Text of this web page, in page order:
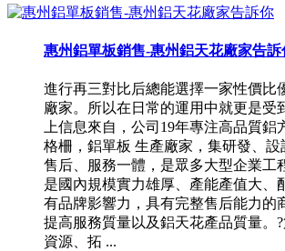
惠州鋁單板銷售-惠州鋁天花廠家告訴
進行再三對比后總能選擇一家性價比
廠家。所以在日常的運用中就更是受
上信息來自，公司19年專注高品質鋁
格柵，鋁單板 生產廠家，集研發、設
售后、服務一體，是眾多大型企業工
是國內規模實力雄厚、產能產值大、
有品牌影響力，具有完整售后能力的
提高服務質量以及鋁天花產品質量。
資源、拓 ...